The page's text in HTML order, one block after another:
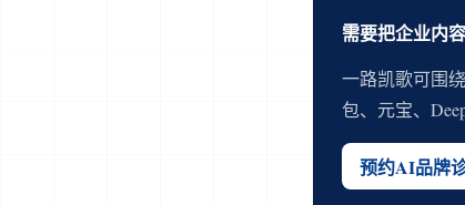
需要把企业内
一路凯歌可围
包、元宝、
预约AI品牌